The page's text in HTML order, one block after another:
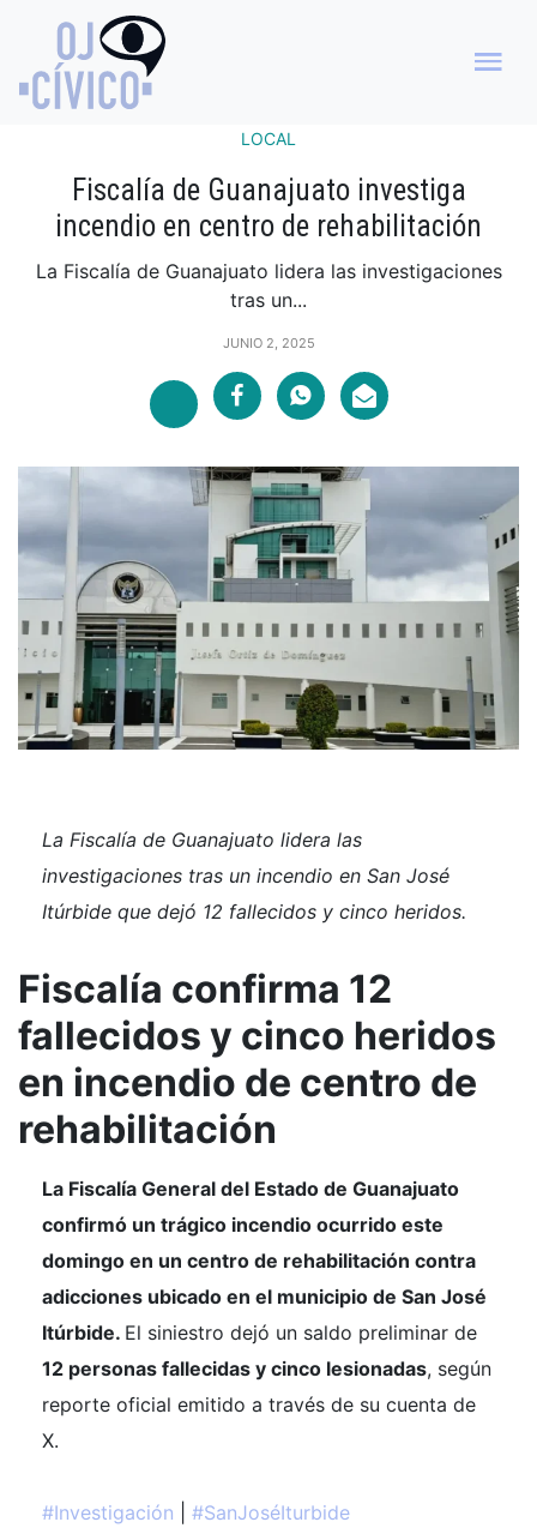
LOCAL
Fiscalía de Guanajuato investiga
incendio en centro de rehabilitación
La Fiscalía de Guanajuato lidera las investigaciones
tras un...
JUNIO 2, 2025
La Fiscalía de Guanajuato lidera las
investigaciones tras un incendio en San José
Itúrbide que dejó 12 fallecidos y cinco heridos.
Fiscalía confirma 12
fallecidos y cinco heridos
en incendio de centro de
rehabilitación
La Fiscalía General del Estado de Guanajuato
confirmó un trágico incendio ocurrido este
domingo en un centro de rehabilitación contra
adicciones ubicado en el municipio de San José
Itúrbide. El siniestro dejó un saldo preliminar de
12 personas fallecidas y cinco lesionadas, según
reporte oficial emitido a través de su cuenta de
X.
#Investigación
#SanJoséIturbide